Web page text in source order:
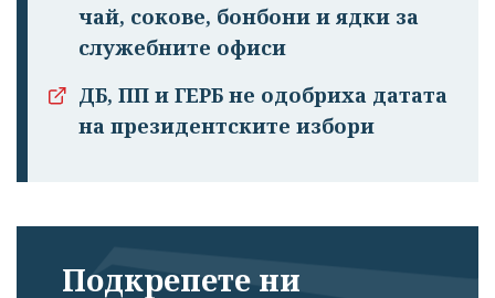
чай, сокове, бонбони и ядки за
служебните офиси
ДБ, ПП и ГЕРБ не одобриха датата
на президентските избори
Подкрепете ни